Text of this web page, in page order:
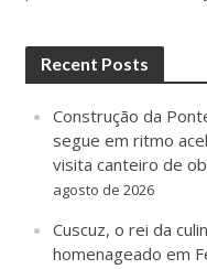
Recent Posts
Construção da
segue em ritmo
visita canteiro de
agosto de 2026
Cuscuz, o rei da
homenageado em